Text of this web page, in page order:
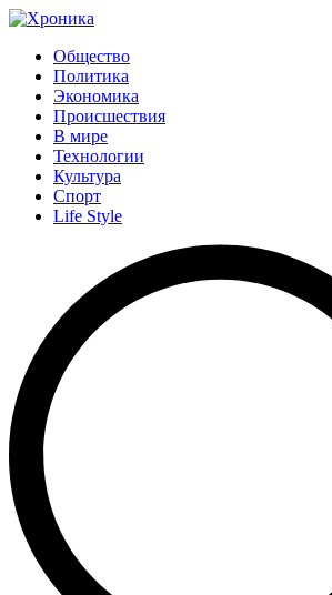
Общество
Политика
Экономика
Происшествия
В мире
Технологии
Культура
Спорт
Life Style